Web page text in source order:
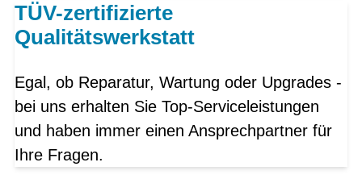
TÜV-zertifizierte
Qualitätswerkstatt
Egal, ob Reparatur, Wartung oder Upgrades -
bei uns erhalten Sie Top-Serviceleistungen
und haben immer einen Ansprechpartner für
Ihre Fragen.